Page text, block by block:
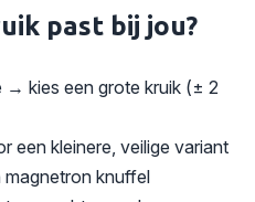
past bij jou?
kies een grote kruik (± 2
kleinere, veilige variant
knuffel